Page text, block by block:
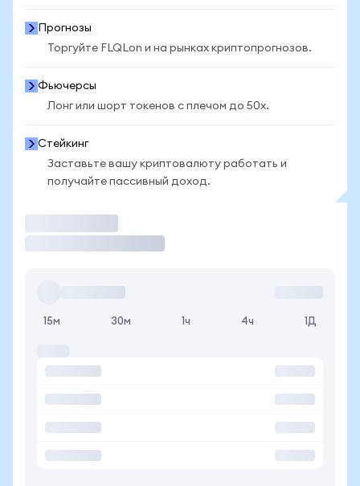
Прогнозы
Торгуйте FLQLon и на рынках криптопрогнозов.
Фьючерсы
Лонг или шорт токенов с плечом до 50x.
Стейкинг
Заставьте вашу криптовалюту работать и
получайте пассивный доход.
15м 30м 1ч 4ч 1Д